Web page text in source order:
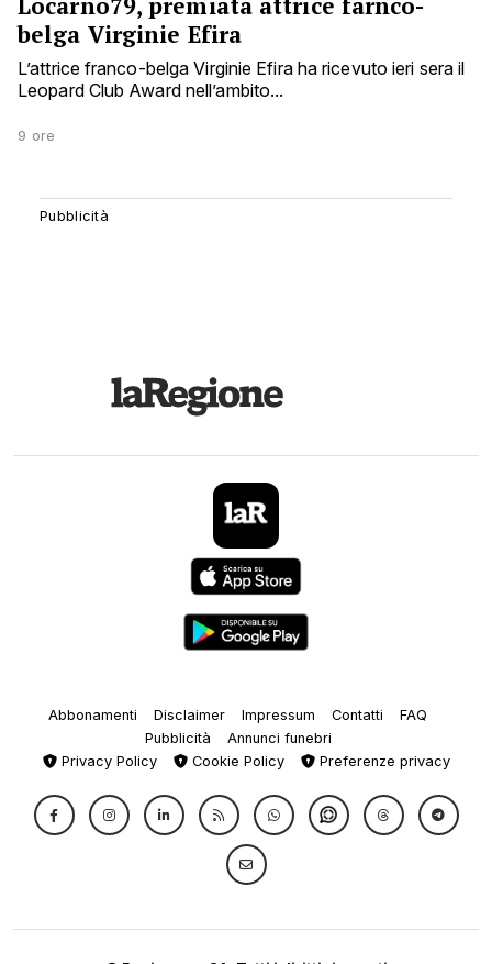
belga Virginie Efira
L’attrice franco-belga Virginie Efira ha ricevuto ieri sera il
Leopard Club Award nell’ambito...
9 ore
Abbonamenti Disclaimer Impressum Contatti
FAQ
Pubblicità
Annunci funebri
Privacy Policy
Cookie Policy Preferenze privacy